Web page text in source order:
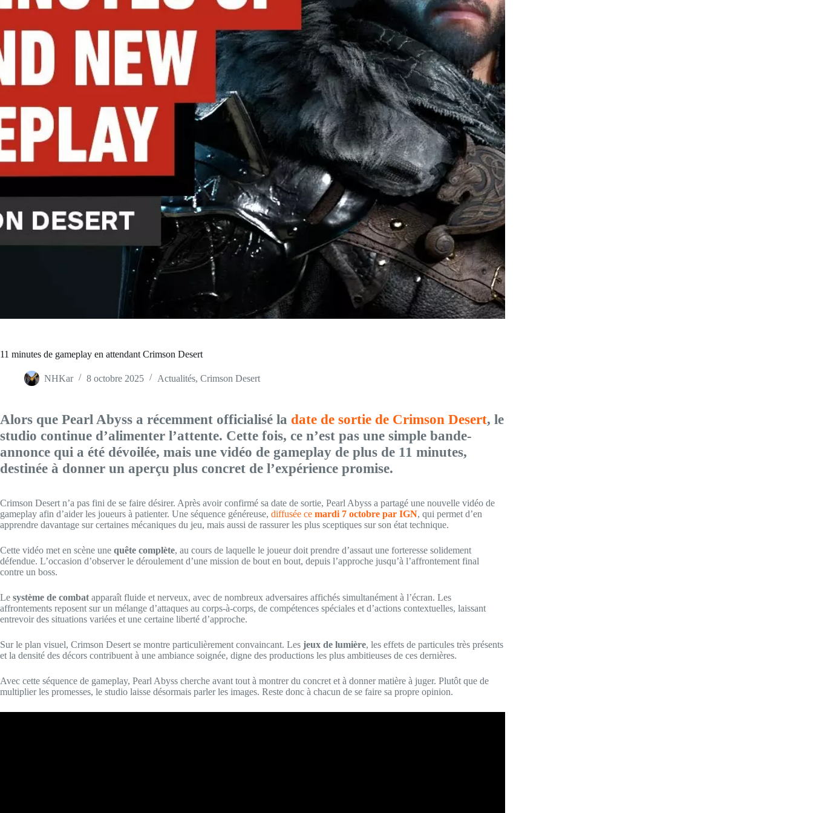
11 minutes de gameplay en attendant Crimson Desert
NHKar 8 octobre 2025 Actualités, Crimson Desert
Alors que Pearl Abyss a récemment officialisé la date de sortie de Crimson Desert, le
studio continue d’alimenter l’attente. Cette fois, ce n’est pas une simple bande-
annonce qui a été dévoilée, mais une vidéo de gameplay de plus de 11 minutes,
destinée à donner un aperçu plus concret de l’expérience promise.
Crimson Desert n’a pas fini de se faire désirer. Après avoir confirmé sa date de sortie, Pearl Abyss a partagé une nouvelle vidéo de
gameplay afin d’aider les joueurs à patienter. Une séquence généreuse, diffusée ce mardi 7 octobre par IGN, qui permet d’en
apprendre davantage sur certaines mécaniques du jeu, mais aussi de rassurer les plus sceptiques sur son état technique.
Cette vidéo met en scène une quête complète, au cours de laquelle le joueur doit prendre d’assaut une forteresse solidement
défendue. L’occasion d’observer le déroulement d’une mission de bout en bout, depuis l’approche jusqu’à l’affrontement final
contre un boss.
Le système de combat apparaît fluide et nerveux, avec de nombreux adversaires affichés simultanément à l’écran. Les
affrontements reposent sur un mélange d’attaques au corps-à-corps, de compétences spéciales et d’actions contextuelles, laissant
entrevoir des situations variées et une certaine liberté d’approche.
Sur le plan visuel, Crimson Desert se montre particulièrement convaincant. Les jeux de lumière, les effets de particules très présents
et la densité des décors contribuent à une ambiance soignée, digne des productions les plus ambitieuses de ces dernières.
Avec cette séquence de gameplay, Pearl Abyss cherche avant tout à montrer du concret et à donner matière à juger. Plutôt que de
multiplier les promesses, le studio laisse désormais parler les images. Reste donc à chacun de se faire sa propre opinion.